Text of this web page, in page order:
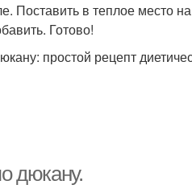
Поставить в теплое место
Готово!
простой рецепт
дюкану.